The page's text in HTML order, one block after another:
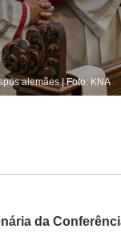
alemães | Foto: KNA
da